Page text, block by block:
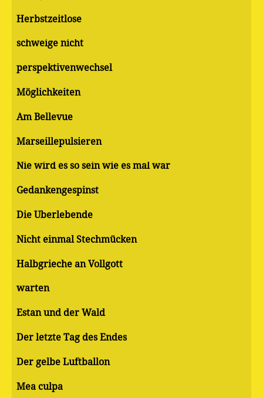
Herbstzeitlose
schweige nicht
perspektivenwechsel
Möglichkeiten
Am Bellevue
Marseillepulsieren
Nie wird es so sein wie es mal war
Gedankengespinst
Die Überlebende
Nicht einmal Stechmücken
Halbgrieche an Vollgott
warten
Estan und der Wald
Der letzte Tag des Endes
Der gelbe Luftballon
Mea culpa